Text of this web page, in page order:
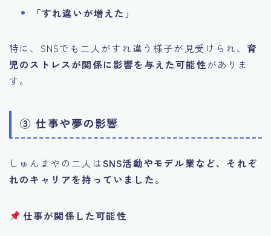
「すれ違いが増えた」
特に、SNSでも二人がすれ違う様子が見受けられ、 育
児のストレスが関係に影響を与えた可能性がありま
す。
③ 仕事や夢の影響
しゅんまやの二人はSNS活動やモデル業など、それぞ
れのキャリアを持っていました。
仕事が関係した可能性